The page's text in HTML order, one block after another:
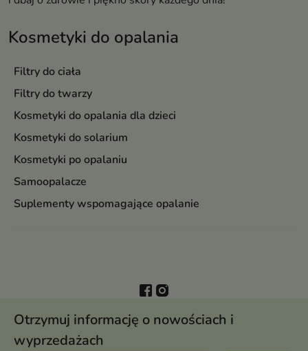
Kosmetyki do opalania
Filtry do ciała
Filtry do twarzy
Kosmetyki do opalania dla dzieci
Kosmetyki do solarium
Kosmetyki po opalaniu
Samoopalacze
Suplementy wspomagające opalanie
Otrzymuj informację o nowościach i
wyprzedażach